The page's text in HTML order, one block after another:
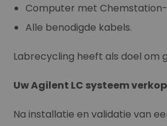
Computer met
Alle benodigde kabels.
Labrecycling heeft als doel om
Uw Agilent LC systeem
Na installatie en validatie van